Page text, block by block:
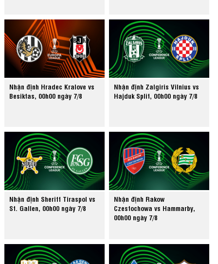
Nhận định Hradec Kralove vs
Besiktas, 00h00 ngày 7/8
Nhận định Zalgiris Vilnius vs
Hajduk Split, 00h00 ngày 7/8
Nhận định Sheriff Tiraspol vs
St. Gallen, 00h00 ngày 7/8
Nhận định Rakow
Czestochowa vs Hammarby,
00h00 ngày 7/8